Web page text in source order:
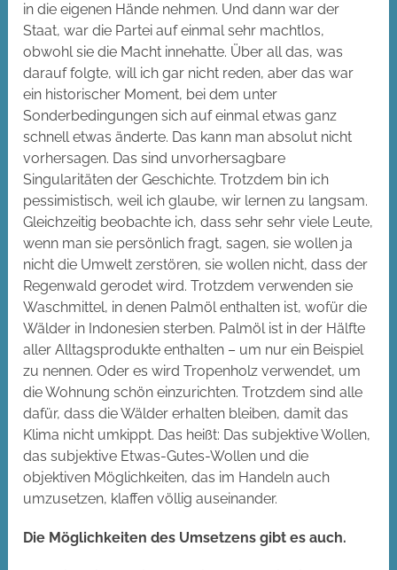
in die eigenen Hände nehmen. Und dann war der
Staat, war die Partei auf einmal sehr machtlos,
obwohl sie die Macht innehatte. Über all das, was
darauf folgte, will ich gar nicht reden, aber das war
ein historischer Moment, bei dem unter
Sonderbedingungen sich auf einmal etwas ganz
schnell etwas änderte. Das kann man absolut nicht
vorhersagen. Das sind unvorhersagbare
Singularitäten der Geschichte. Trotzdem bin ich
pessimistisch, weil ich glaube, wir lernen zu langsam.
Gleichzeitig beobachte ich, dass sehr sehr viele Leute,
wenn man sie persönlich fragt, sagen, sie wollen ja
nicht die Umwelt zerstören, sie wollen nicht, dass der
Regenwald gerodet wird. Trotzdem verwenden sie
Waschmittel, in denen Palmöl enthalten ist, wofür die
Wälder in Indonesien sterben. Palmöl ist in der Hälfte
aller Alltagsprodukte enthalten – um nur ein Beispiel
zu nennen. Oder es wird Tropenholz verwendet, um
die Wohnung schön einzurichten. Trotzdem sind alle
dafür, dass die Wälder erhalten bleiben, damit das
Klima nicht umkippt. Das heißt: Das subjektive Wollen,
das subjektive Etwas-Gutes-Wollen und die
objektiven Möglichkeiten, das im Handeln auch
umzusetzen, klaffen völlig auseinander.
Die Möglichkeiten des Umsetzens gibt es auch.